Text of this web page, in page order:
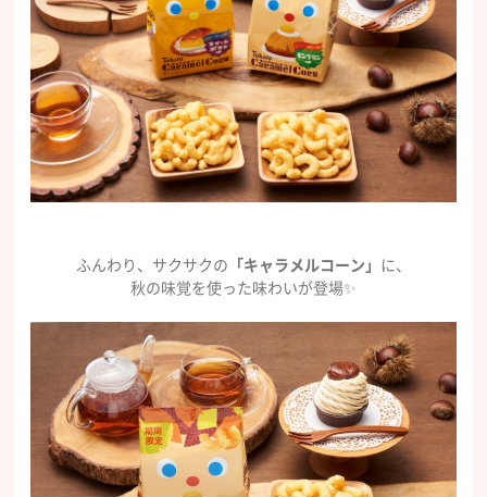
ふんわり、サクサクの 「キャラメルコーン」 に、
秋の味覚を使った味わいが登場✨